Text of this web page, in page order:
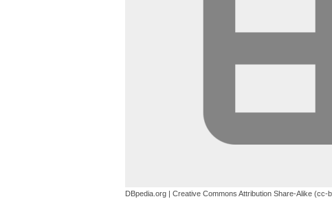
DBpedia.org | Creative Commons Attribution Share-Alike (cc-